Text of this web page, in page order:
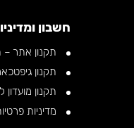
חשבון
תקנון אתר –
תקנון
תקנון מועדון
מדיניות